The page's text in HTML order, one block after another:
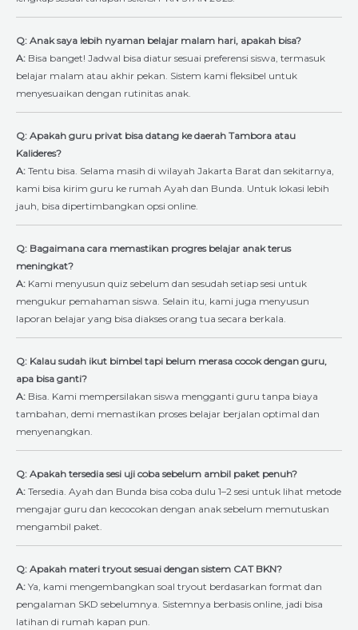
Q: Anak saya lebih nyaman belajar malam hari, apakah bisa?
A: Bisa banget! Jadwal bisa diatur sesuai preferensi siswa, termasuk
belajar malam atau akhir pekan. Sistem kami fleksibel untuk
menyesuaikan dengan rutinitas anak.
Q: Apakah guru privat bisa datang ke daerah Tambora atau
Kalideres?
A: Tentu bisa. Selama masih di wilayah Jakarta Barat dan sekitarnya,
kami bisa kirim guru ke rumah Ayah dan Bunda. Untuk lokasi lebih
jauh, bisa dipertimbangkan opsi online.
Q: Bagaimana cara memastikan progres belajar anak terus
meningkat?
A: Kami menyusun quiz sebelum dan sesudah setiap sesi untuk
mengukur pemahaman siswa. Selain itu, kami juga menyusun
laporan belajar yang bisa diakses orang tua secara berkala.
Q: Kalau sudah ikut bimbel tapi belum merasa cocok dengan guru,
apa bisa ganti?
A: Bisa. Kami mempersilakan siswa mengganti guru tanpa biaya
tambahan, demi memastikan proses belajar berjalan optimal dan
menyenangkan.
Q: Apakah tersedia sesi uji coba sebelum ambil paket penuh?
A: Tersedia. Ayah dan Bunda bisa coba dulu 1–2 sesi untuk lihat metode
mengajar guru dan kecocokan dengan anak sebelum memutuskan
mengambil paket.
Q: Apakah materi tryout sesuai dengan sistem CAT BKN?
A: Ya, kami mengembangkan soal tryout berdasarkan format dan
pengalaman SKD sebelumnya. Sistemnya berbasis online, jadi bisa
latihan di rumah kapan pun.